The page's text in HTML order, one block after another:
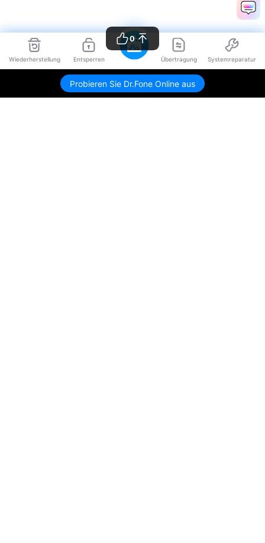
Wiederherstellung Entsperren Übertragung Systemreparatur
Probieren Sie Dr.Fone Online aus
0